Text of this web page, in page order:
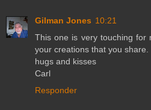
Gilman Jones 10:21
This one is very touching for
your creations that you share.
hugs and kisses
Carl
Responder